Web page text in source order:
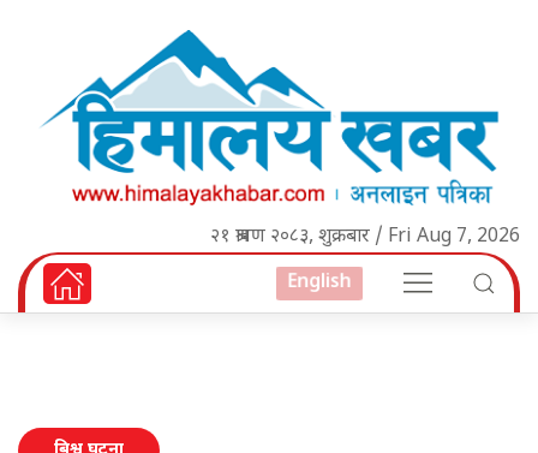
२१ श्रावण २०८३, शुक्रबार / Fri Aug 7, 2026
English